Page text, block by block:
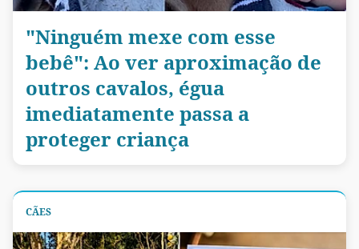
"Ninguém mexe com esse
bebê": Ao ver aproximação de
outros cavalos, égua
imediatamente passa a
proteger criança
CÃES